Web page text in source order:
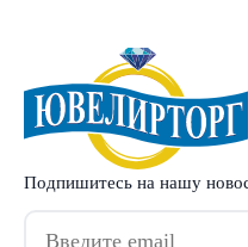
Подпишитесь на нашу